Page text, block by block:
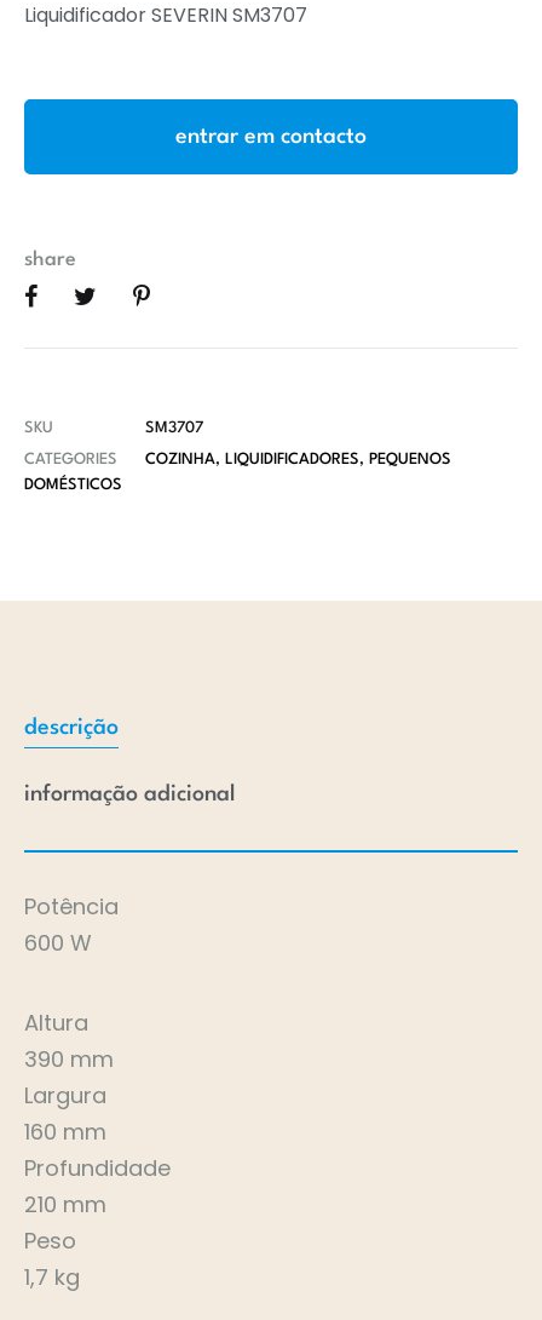
Liquidificador SEVERIN SM3707
share
entrar em contacto
SKU
SM3707
CATEGORIES
COZINHA, LIQUIDIFICADORES, PEQUENOS
DOMÉSTICOS
descrição
informação adicional
Potência
600 W
Altura
390 mm
Largura
160 mm
Profundidade
210 mm
Peso
1,7 kg